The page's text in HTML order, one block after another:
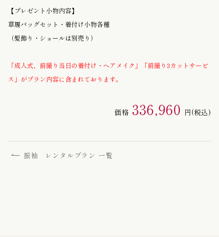
【プレゼント小物内容】
草履バッグセット・着付け小物各種
（髪飾り・ショールは別売り）
「成人式、前撮り当日の着付け・ヘアメイク」「前撮り3カットサービ
ス」がプラン内容に含まれております。
価格 336,960 円(税込)
振袖 レンタルプラン 一覧